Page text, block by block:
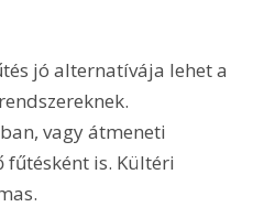
jó alternatívája lehet a
vagy átmeneti
is. Kültéri